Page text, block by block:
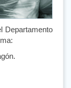
Departamento